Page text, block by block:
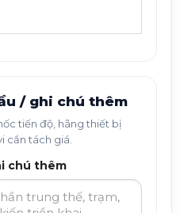
/ ghi chú thêm
tiến độ, hãng thiết bị
cần tách giá.
chú thêm